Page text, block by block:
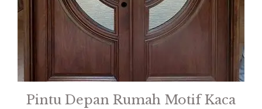
Pintu Depan Rumah Motif Kaca